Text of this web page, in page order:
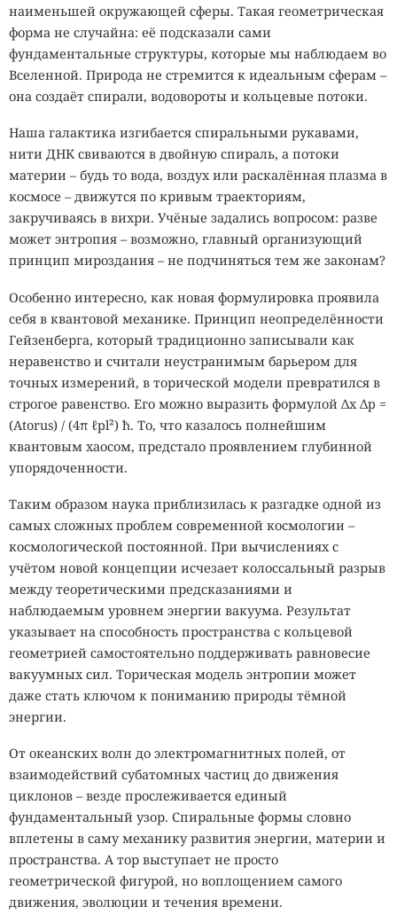
наименьшей окружающей сферы. Такая геометрическая
форма не случайна: её подсказали сами
фундаментальные структуры, которые мы наблюдаем во
Вселенной. Природа не стремится к идеальным сферам –
она создаёт спирали, водовороты и кольцевые потоки.
Наша галактика изгибается спиральными рукавами,
нити ДНК свиваются в двойную спираль, а потоки
материи – будь то вода, воздух или раскалённая плазма в
космосе – движутся по кривым траекториям,
закручиваясь в вихри. Учёные задались вопросом: разве
может энтропия – возможно, главный организующий
принцип мироздания – не подчиняться тем же законам?
Особенно интересно, как новая формулировка проявила
себя в квантовой механике. Принцип неопределённости
Гейзенберга, который традиционно записывали как
неравенство и считали неустранимым барьером для
точных измерений, в торической модели превратился в
строгое равенство. Его можно выразить формулой Δx Δp =
(Atorus) / (4π ℓpl²) ħ. То, что казалось полнейшим
квантовым хаосом, предстало проявлением глубинной
упорядоченности.
Таким образом наука приблизилась к разгадке одной из
самых сложных проблем современной космологии –
космологической постоянной. При вычислениях с
учётом новой концепции исчезает колоссальный разрыв
между теоретическими предсказаниями и
наблюдаемым уровнем энергии вакуума. Результат
указывает на способность пространства с кольцевой
геометрией самостоятельно поддерживать равновесие
вакуумных сил. Торическая модель энтропии может
даже стать ключом к пониманию природы тёмной
энергии.
От океанских волн до электромагнитных полей, от
взаимодействий субатомных частиц до движения
циклонов – везде прослеживается единый
фундаментальный узор. Спиральные формы словно
вплетены в саму механику развития энергии, материи и
пространства. А тор выступает не просто
геометрической фигурой, но воплощением самого
движения, эволюции и течения времени.